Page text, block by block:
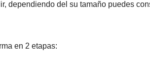
dependiendo del su tamaño puedes
en 2 etapas: